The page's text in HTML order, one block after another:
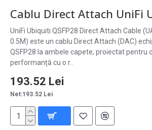
UniFi Ubiquiti QSFP28 Direct Attach Cable
0.5M) este un cablu Direct Attach (DAC)
QSFP28 la ambele capete, proiectat pentru
performanță cu o r..
193.52 Lei
Net:193.52 Lei